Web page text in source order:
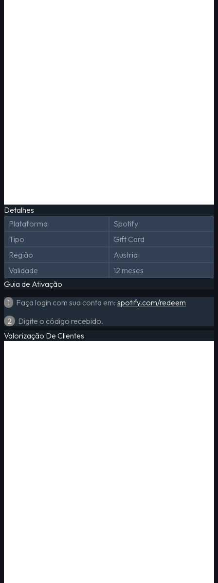
Detalhes
Plataforma
Spotify
Tipo
Gift Card
Região
Austria
Validade
12 meses
Guia de Ativação
1
Faça login com sua conta em: spotify.com/redeem
2
Digite o código recebido.
Valorização De Clientes